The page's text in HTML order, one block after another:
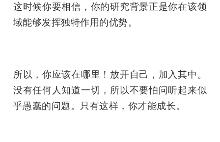
这时候你要相信，你的研究背景正是你在该领
域能够发挥独特作用的优势。
所以，你应该在哪里！放开自己，加入其中。
没有任何人知道一切，所以不要怕问听起来似
乎愚蠢的问题。只有这样，你才能成长。